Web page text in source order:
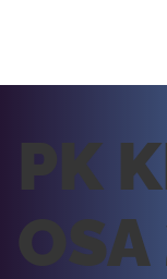
PK
OSA